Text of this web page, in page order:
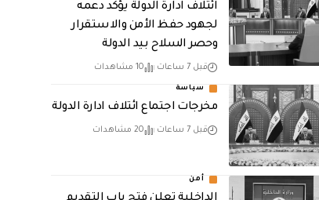
ائتلاف ادارة الدولة يؤكد دعمه
لجهود حفظ الأمن والاستقرار
وحصر السلاح بيد الدولة
قبل 7 ساعات 10 مشاهدات
سياسة
مخرجات اجتماع ائتلاف ادارة الدولة
قبل 7 ساعات 20 مشاهدات
أمن